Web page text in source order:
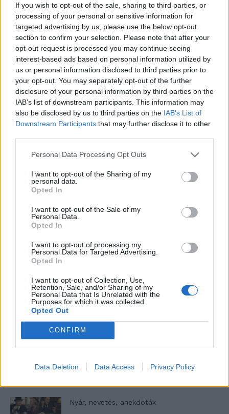
If you wish to opt-out of the sale, sharing to third parties, or
processing of your personal or sensitive information for
targeted advertising by us, please use the below opt-out
section to confirm your selection. Please note that after your
opt-out request is processed you may continue seeing
interest-based ads based on personal information utilized by
us or personal information disclosed to third parties prior to
your opt-out. You may separately opt-out of the further
disclosure of your personal information by third parties on the
IAB’s list of downstream participants. This information may
also be disclosed by us to third parties on the IAB’s List of
Downstream Participants that may further disclose it to other
Personal Data Processing Opt Outs
I want to opt-out of the Sharing of my
personal data.
Opted In
I want to opt-out of the Sale of my
Personal Data.
Opted In
I want to opt-out of processing my
Personal Data for Targeted Advertising.
Opted In
I want to opt-out of Collection, Use,
Retention, Sale, and/or Sharing of my
Personal Data that Is Unrelated with the
Purposes for which it was collected.
Opted Out
CONFIRM
Data Deletion Data Access Privacy Policy
Minka 12. rész
Minka 11. rész
T. szereti a fiatal lányokat 14. rész
Pedig szóltam… – Miért nem hiszünk a
A legidegesítőbb kifejezések laza
gyűjteménye
Elyna Robbs: Adéle és az örökölt árnyak
Woody Allen megosztó zsenialitása
Nyár, nevetés, anekdoták